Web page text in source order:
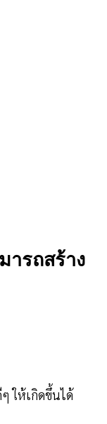
ารถสร้าง
ให้เกิดขึ้นได้